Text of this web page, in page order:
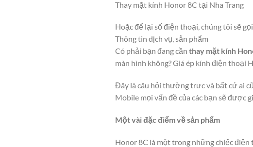
Thay mặt kính Honor 8C tại Nha Trang
Hoặc để lại số điện thoại, chúng tôi sẽ
Thông tin dịch vụ, sản phẩm
Có phải bạn đang cần thay mặt kính
màn hình không? Giá ép kính điện thoại
Đây là câu hỏi thường trực và bất cứ ai
Mobile mọi vấn đề của các bạn sẽ được
Một vài đặc điểm về sản phẩm
Honor 8C là một trong những chiếc